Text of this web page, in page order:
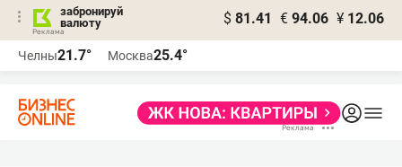
забронируй
валюту
$ 81.41 € 94.06 ¥ 12.06
Челны21.7° Москва25.4°